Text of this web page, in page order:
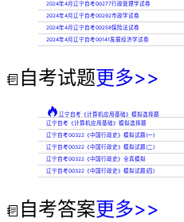
2024年4月辽宁自考00277行政管理学试卷
2024年4月辽宁自考00292市政学试卷
2024年4月辽宁自考00258保险法试卷
2024年4月辽宁自考00141发展经济学试卷
 自考试题更多>>
 辽宁自考《计算机应用基础》模拟选择题
辽宁自考《计算机应用基础》模拟选择题
辽宁自考00322《中国行政史》模拟试题(一)
辽宁自考00322《中国行政史》模拟试题(二)
辽宁自考00322《中国行政史》全真模拟
辽宁自考00322《中国行政史》模拟试题(四)
 自考答案更多>>